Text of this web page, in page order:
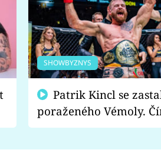
SHOWBYZNYS
poraženého Vémoly.
fanoušci naštvali?